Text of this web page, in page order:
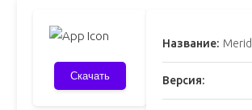
Скачать
Название:
Версия: